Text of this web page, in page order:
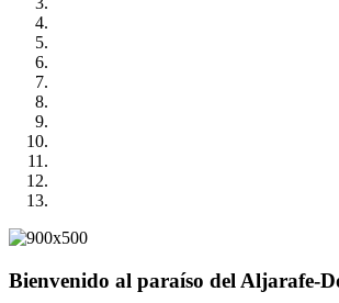
Bienvenido al paraíso del Aljarafe-